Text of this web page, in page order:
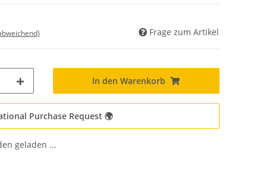
Frage zum Artikel
In den Warenkorb
Purchase Request 🌍
geladen ...